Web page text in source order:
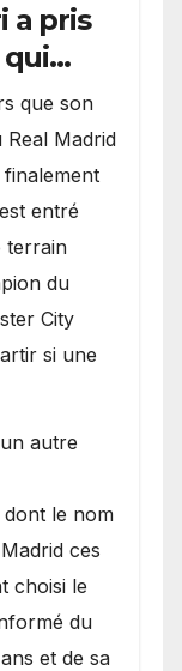
a pris
qui
que son
Madrid
finalement
entré
terrain
du
City
si une
autre
dont le nom
ces
choisi le
du
et de sa